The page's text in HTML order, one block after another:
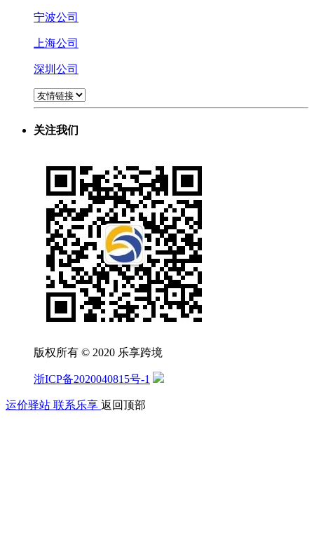
宁波公司
上海公司
深圳公司
关注我们
版权所有 © 2020 乐享跨境
浙ICP备2020040815号-1
运价驿站 联系乐享 返回顶部